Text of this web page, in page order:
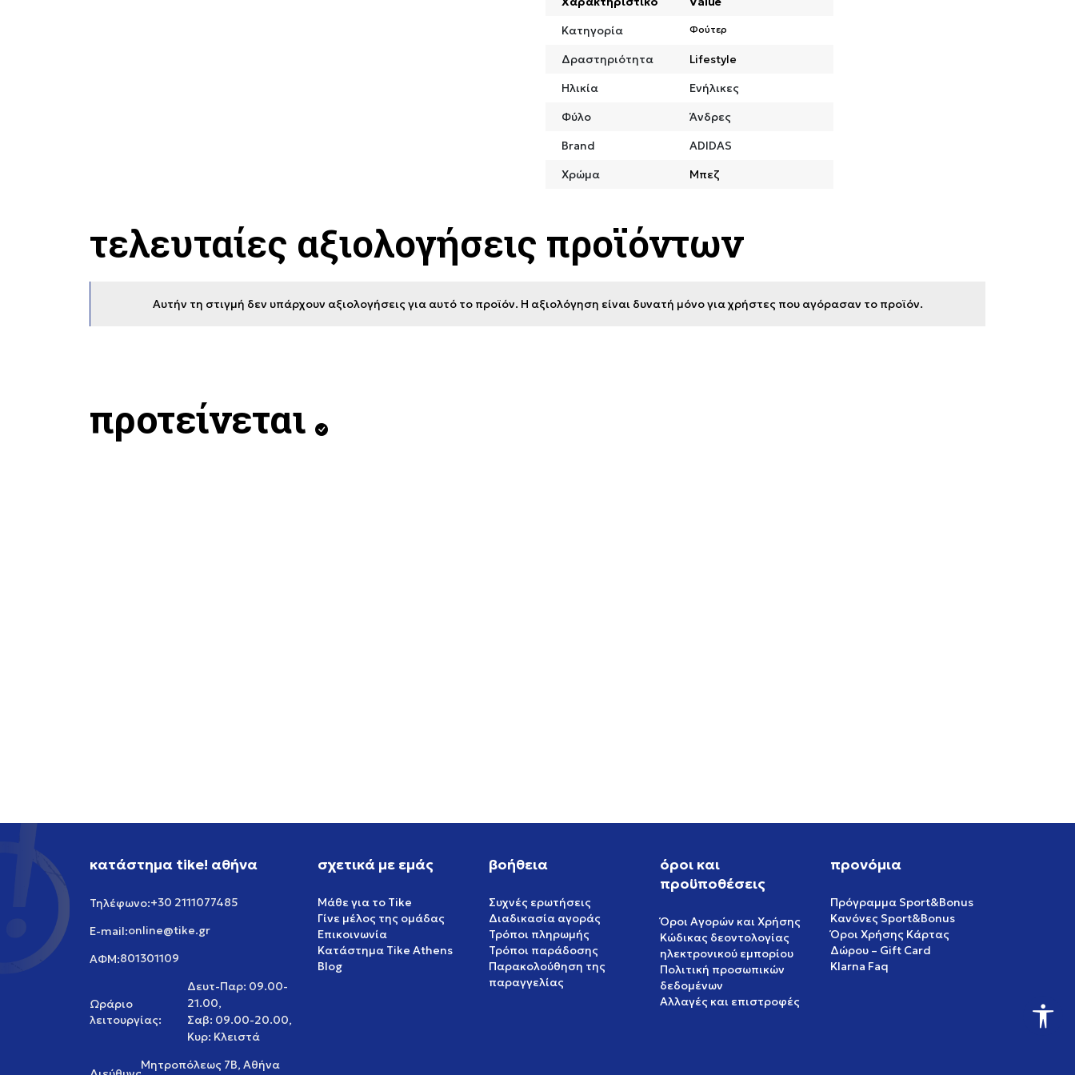
Κατηγορία
Φούτερ
Δραστηριότητα
Lifestyle
Ηλικία
Ενήλικες
Φύλο
Άνδρες
Brand
ADIDAS
Χρώμα
Μπεζ
τελευταίες αξιολογήσεις προϊόντων
Αυτήν τη στιγμή δεν υπάρχουν αξιολογήσεις για αυτό το προϊόν. Η αξιολόγηση είναι δυνατή μόνο για χρήστες που αγόρασαν το προϊόν.
προτείνεται
κατάστημα tike! αθήνα
Τηλέφωνο:+30 2111077485
E-mail:online@tike.gr
ΑΦΜ:801301109
Ωράριο
λειτουργίας:
Δευτ-Παρ: 09.00-
21.00,
Σαβ: 09.00-20.00,
Κυρ: Κλειστά
Μητροπόλεως 7Β, Αθήνα
σχετικά με εμάς
Μάθε για το Tike
Γίνε μέλος της ομάδας
Επικοινωνία
Κατάστημα Tike Athens
Blog
βοήθεια
Συχνές ερωτήσεις
Διαδικασία αγοράς
Τρόποι πληρωμής
Τρόποι παράδοσης
Παρακολούθηση της
παραγγελίας
όροι και
προϋποθέσεις
Όροι Αγορών και Χρήσης
Κώδικας δεοντολογίας
ηλεκτρονικού εμπορίου
Πολιτική προσωπικών
δεδομένων
Αλλαγές και επιστροφές
προνόμια
Πρόγραμμα Sport&Bonus
Κανόνες Sport&Bonus
Όροι Χρήσης Κάρτας
Δώρου – Gift Card
Klarna Faq